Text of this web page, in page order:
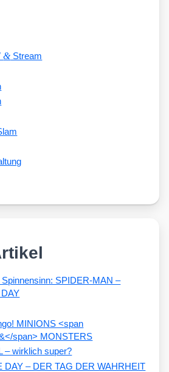
&Stream
Spinnensinn: SPIDER-MAN –
MINIONS <span
span> MONSTERS
– wirklich super?
DAY – DER TAG DER WAHRHEIT